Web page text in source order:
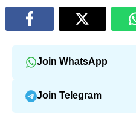
Join WhatsApp
Join Telegram